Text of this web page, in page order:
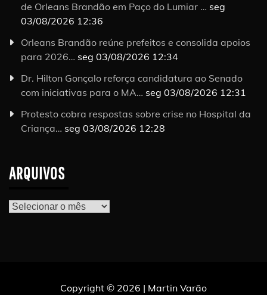
de Orleans Brandão em Paço do Lumiar … seg
03/08/2026 12:36
Orleans Brandão reúne prefeitos e consolida apoios
para 2026… seg 03/08/2026 12:34
Dr. Hilton Gonçalo reforça candidatura ao Senado
com iniciativas para o MA… seg 03/08/2026 12:31
Protesto cobra respostas sobre crise no Hospital da
Criança… seg 03/08/2026 12:28
ARQUIVOS
Arquivos
Copyright © 2026 | Martin Varão